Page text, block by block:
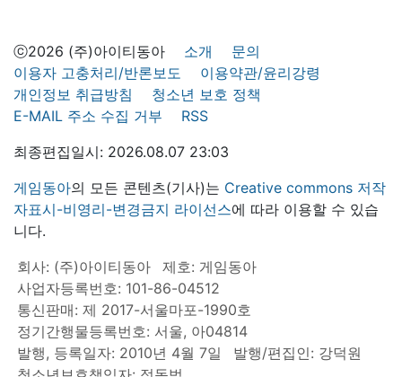
ⓒ2026 (주)아이티동아 소개
문의
이용자 고충처리/반론보도
이용약관/윤리강령
개인정보 취급방침
청소년 보호 정책
E-MAIL 주소 수집 거부
RSS
최종편집일시: 2026.08.07 23:03
게임동아의 모든 콘텐츠(기사)는 Creative commons 저작
자표시-비영리-변경금지 라이선스에 따라 이용할 수 있습
니다.
회사: (주)아이티동아
제호: 게임동아
사업자등록번호: 101-86-04512
통신판매: 제 2017-서울마포-1990호
정기간행물등록번호: 서울, 아04814
발행, 등록일자: 2010년 4월 7일
발행/편집인: 강덕원